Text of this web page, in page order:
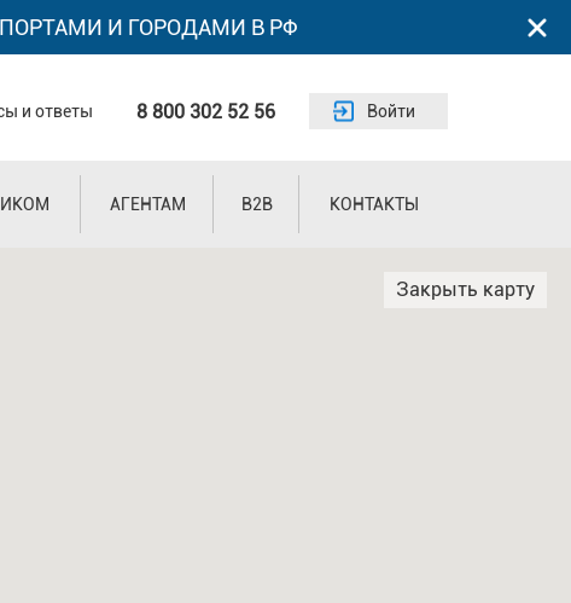
И ГОРОДАМИ В РФ
и ответы 8 800 302 52 56 Войти
АГЕНТАМ B2B КОНТАКТЫ
Закрыть карту